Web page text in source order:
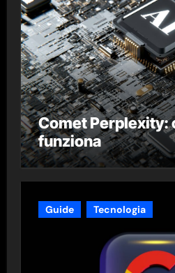
Comet Perplexity:
funziona
Guide Tecnologia